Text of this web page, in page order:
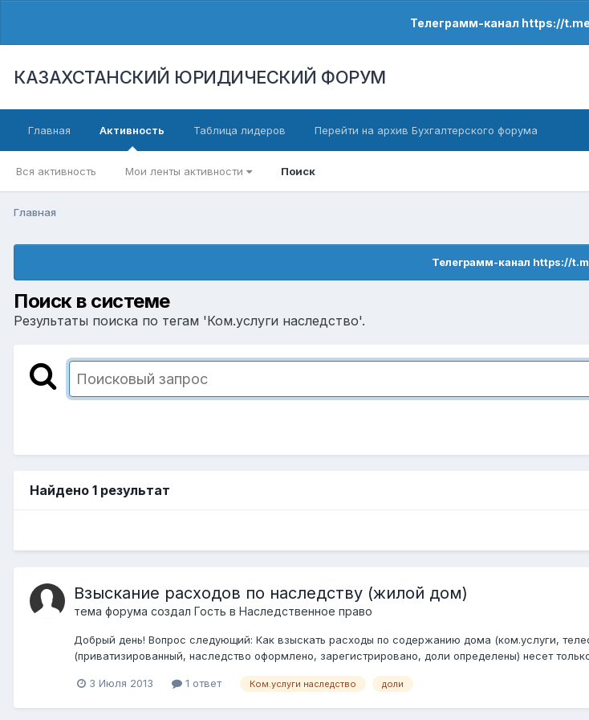
Телеграмм-канал https://
КАЗАХСТАНСКИЙ ЮРИДИЧЕСКИЙ ФОРУМ
Главная Активность
Вся активность Мои ленты активности Поиск
Таблица лидеров Перейти на архив Бухгалтерского форума
Главная
Телеграмм-канал https://
Поиск в системе
Результаты поиска по тегам 'Ком.услуги наследство'.
Найдено 1 результат
Взыскание расходов по наследству (жилой дом)
тема форума создал Гость в Наследственное право
Добрый день! Вопрос следующий: Как взыскать расходы по содержанию дома (ком.услуги,
(приватизированный, наследство оформлено, зарегистрировано, доли определены) несет
3 Июля 2013 1 ответ Ком.услуги наследство доли